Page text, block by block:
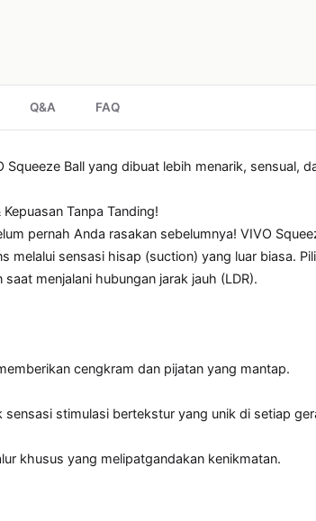
Q&A FAQ
Ball yang dibuat lebih menarik, sensual,
Tanpa Tanding!
pernah Anda rasakan sebelumnya! VIVO
melalui sensasi hisap (suction) yang luar biasa.
menjalani hubungan jarak jauh (LDR).
cengkram dan pijatan yang mantap.
stimulasi bertekstur yang unik di setiap
khusus yang melipatgandakan kenikmatan.